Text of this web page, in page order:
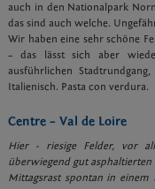
auch in den Nationalpark
das sind auch welche.
Wir haben eine sehr schöne
– das lässt sich aber
ausführlichen
Italienisch. Pasta con verdura.
Centre – Val de Loire
Hier - riesige Felder, vor
überwiegend gut asphaltierten
Mittagsrast spontan in einem